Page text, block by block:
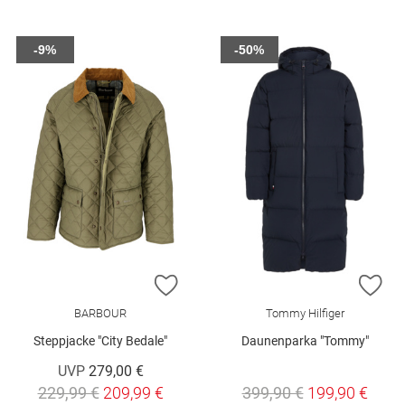
ZUR WUNSCHLISTE HINZUFÜGEN
BARBOUR
Steppjacke "City Bedale"
UVP 279,00 €
229,99 € 209,99 €
-9%
Tommy Hilfiger
Daunenparka "Tommy"
399,90 € 199,90 €
-50%